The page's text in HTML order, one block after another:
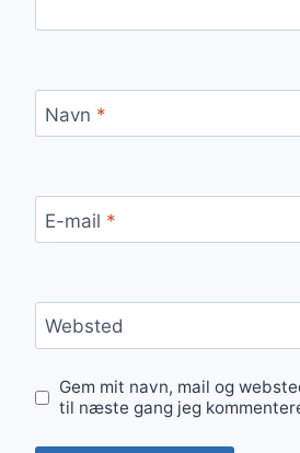
Navn *
E-mail *
Websted
Gem mit navn, mail og
til næste gang jeg